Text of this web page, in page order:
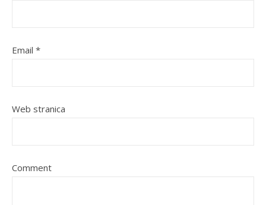
Email *
Web stranica
Comment